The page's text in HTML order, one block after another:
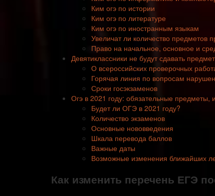
Ким огэ по истории
Ким огэ по литературе
Ким огэ по иностранным языкам
Увеличат ли количество предметов
Право на начальное, основное и
Девятиклассники не будут сдавать
О всероссийских проверочных
Горячая линия по вопросам
Сроки госэкзаменов
Огэ в 2021 году: обязательные предметы,
Будет ли ОГЭ в 2021 году?
Количество экзаменов
Основные нововведения
Шкала перевода баллов
Важные даты
Возможные изменения ближайших
Как изменить перечень ЕГЭ